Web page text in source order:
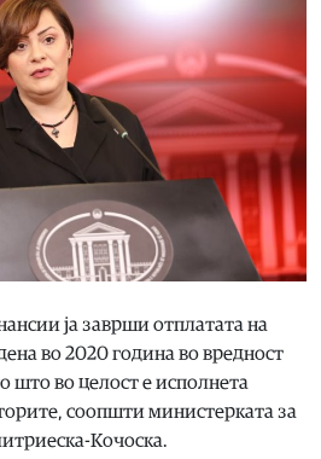
ја заврши отплатата на
во 2020 година во вредност
што во целост е исполнета
соопшти министерката за
Кочоска.